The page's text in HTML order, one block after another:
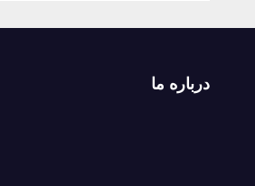
درباره ما